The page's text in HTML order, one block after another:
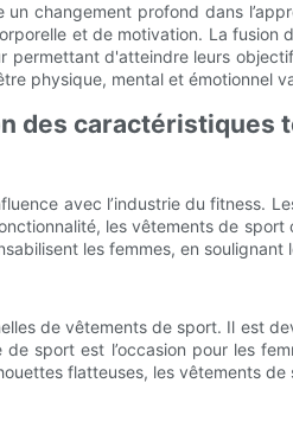
changement profond dans
et de motivation. La
d'atteindre leurs
physique, mental et émotionnel
des
avec l’industrie du fitness.
les vêtements de
les femmes, en
de vêtements de sport. Il est
sport est l’occasion pour les
flatteuses, les vêtements